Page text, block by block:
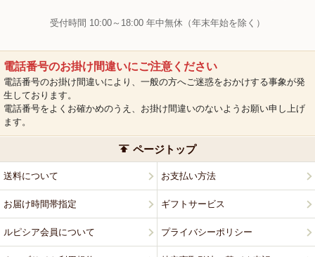
受付時間 10:00～18:00 年中無休（年末年始を除く）
電話番号のお掛け間違いにご注意ください
電話番号のお掛け間違いにより、一般の方へご迷惑をおかけする事象が発
生しております。
電話番号をよくお確かめのうえ、お掛け間違いのないようお願い申し上げ
ます。
ページトップ
送料について お支払い方法
お届け時間帯指定 ギフトサービス
ルピシア会員について プライバシーポリシー